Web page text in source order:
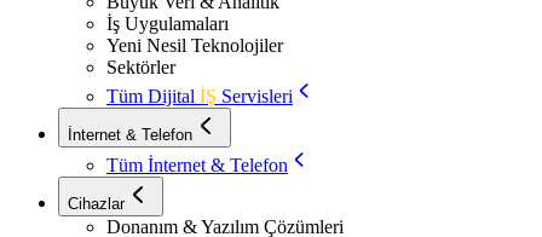
İş Uygulamaları
Yeni Nesil Teknolojiler
Sektörler
Tüm Dijital İŞ Servisleri
İnternet & Telefon
Tüm İnternet & Telefon
Cihazlar
Donanım & Yazılım Çözümleri